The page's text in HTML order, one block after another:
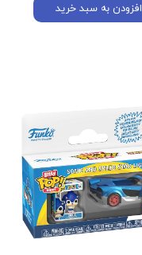
افزودن به سبد خرید